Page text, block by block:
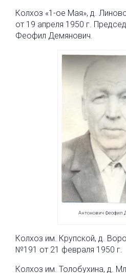
Колхоз «1-ое Мая», д.
от 19 апреля 1950 г.
Феофил Демянович.
Антонович Феофил
Колхоз им. Крупской, д.
№191 от 21 февраля 1950 г.
Колхоз им. Толобухина, д.